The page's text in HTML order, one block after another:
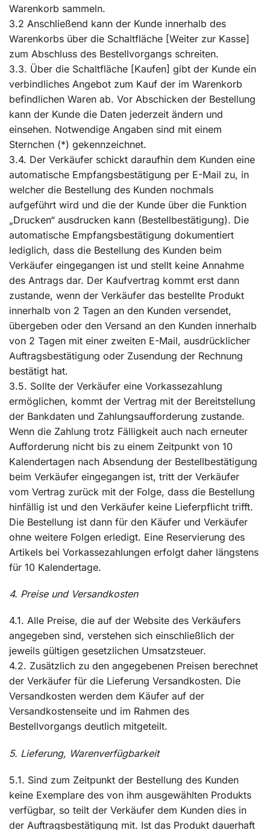
Warenkorb sammeln.
3.2 Anschließend kann der Kunde innerhalb des
Warenkorbs über die Schaltfläche [Weiter zur Kasse]
zum Abschluss des Bestellvorgangs schreiten.
3.3. Über die Schaltfläche [Kaufen] gibt der Kunde ein
verbindliches Angebot zum Kauf der im Warenkorb
befindlichen Waren ab. Vor Abschicken der Bestellung
kann der Kunde die Daten jederzeit ändern und
einsehen. Notwendige Angaben sind mit einem
Sternchen (*) gekennzeichnet.
3.4. Der Verkäufer schickt daraufhin dem Kunden eine
automatische Empfangsbestätigung per E-Mail zu, in
welcher die Bestellung des Kunden nochmals
aufgeführt wird und die der Kunde über die Funktion
„Drucken“ ausdrucken kann (Bestellbestätigung). Die
automatische Empfangsbestätigung dokumentiert
lediglich, dass die Bestellung des Kunden beim
Verkäufer eingegangen ist und stellt keine Annahme
des Antrags dar. Der Kaufvertrag kommt erst dann
zustande, wenn der Verkäufer das bestellte Produkt
innerhalb von 2 Tagen an den Kunden versendet,
übergeben oder den Versand an den Kunden innerhalb
von 2 Tagen mit einer zweiten E-Mail, ausdrücklicher
Auftragsbestätigung oder Zusendung der Rechnung
bestätigt hat.
3.5. Sollte der Verkäufer eine Vorkassezahlung
ermöglichen, kommt der Vertrag mit der Bereitstellung
der Bankdaten und Zahlungsaufforderung zustande.
Wenn die Zahlung trotz Fälligkeit auch nach erneuter
Aufforderung nicht bis zu einem Zeitpunkt von 10
Kalendertagen nach Absendung der Bestellbestätigung
beim Verkäufer eingegangen ist, tritt der Verkäufer
vom Vertrag zurück mit der Folge, dass die Bestellung
hinfällig ist und den Verkäufer keine Lieferpflicht trifft.
Die Bestellung ist dann für den Käufer und Verkäufer
ohne weitere Folgen erledigt. Eine Reservierung des
Artikels bei Vorkassezahlungen erfolgt daher längstens
für 10 Kalendertage.
4. Preise und Versandkosten
4.1. Alle Preise, die auf der Website des Verkäufers
angegeben sind, verstehen sich einschließlich der
jeweils gültigen gesetzlichen Umsatzsteuer.
4.2. Zusätzlich zu den angegebenen Preisen berechnet
der Verkäufer für die Lieferung Versandkosten. Die
Versandkosten werden dem Käufer auf der
Versandkostenseite und im Rahmen des
Bestellvorgangs deutlich mitgeteilt.
5. Lieferung, Warenverfügbarkeit
5.1. Sind zum Zeitpunkt der Bestellung des Kunden
keine Exemplare des von ihm ausgewählten Produkts
verfügbar, so teilt der Verkäufer dem Kunden dies in
der Auftragsbestätigung mit. Ist das Produkt dauerhaft